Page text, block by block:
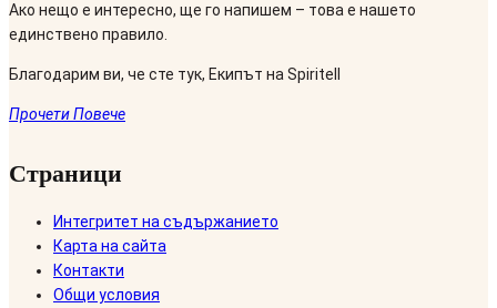
Ако нещо е интересно, ще го напишем – това е нашето
единствено правило.
Благодарим ви, че сте тук, Екипът на Spiritell
Прочети Повече
Страници
Интегритет на съдържанието
Карта на сайта
Контакти
Общи условия